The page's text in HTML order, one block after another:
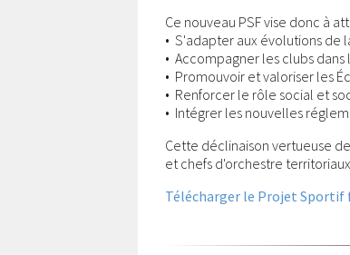
Ce nouveau PSF vise donc à
• S'adapter aux évolutions de
• Accompagner les clubs
• Promouvoir et valoriser les
• Renforcer le rôle social et
• Intégrer les nouvelles
Cette déclinaison vertueuse
et chefs d'orchestre
Télécharger le Projet Sportif